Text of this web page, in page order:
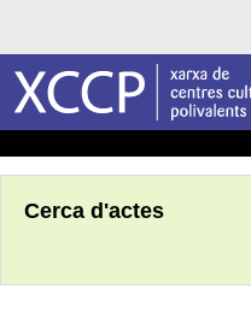
Cerca d'actes